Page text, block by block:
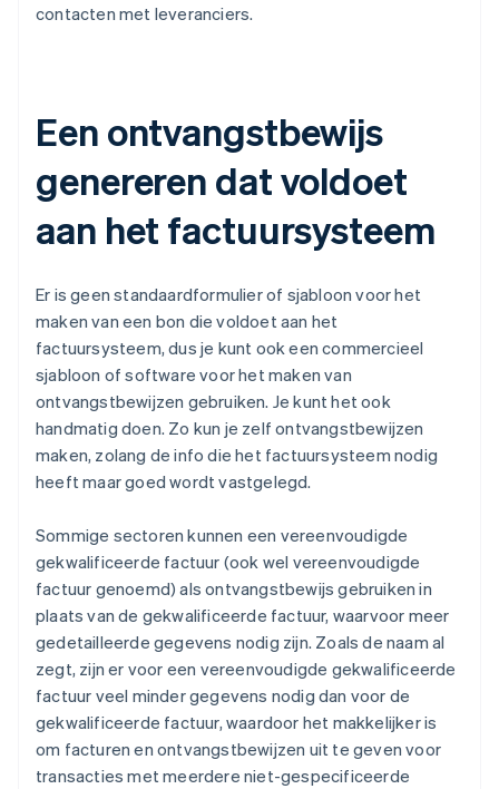
contacten met leveranciers.
Een ontvangstbewijs
genereren dat voldoet
aan het factuursysteem
Er is geen standaardformulier of sjabloon voor het
maken van een bon die voldoet aan het
factuursysteem, dus je kunt ook een commercieel
sjabloon of software voor het maken van
ontvangstbewijzen gebruiken. Je kunt het ook
handmatig doen. Zo kun je zelf ontvangstbewijzen
maken, zolang de info die het factuursysteem nodig
heeft maar goed wordt vastgelegd.
Sommige sectoren kunnen een vereenvoudigde
gekwalificeerde factuur (ook wel vereenvoudigde
factuur genoemd) als ontvangstbewijs gebruiken in
plaats van de gekwalificeerde factuur, waarvoor meer
gedetailleerde gegevens nodig zijn. Zoals de naam al
zegt, zijn er voor een vereenvoudigde gekwalificeerde
factuur veel minder gegevens nodig dan voor de
gekwalificeerde factuur, waardoor het makkelijker is
om facturen en ontvangstbewijzen uit te geven voor
transacties met meerdere niet-gespecificeerde